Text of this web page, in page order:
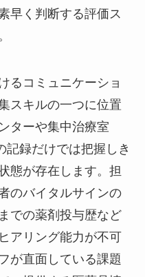
早く判断する評価ス
るコミュニケーショ
スキルの一つに位置
ターや集中治療室
記録だけでは把握しき
態が存在します。担
のバイタルサインの
での薬剤投与歴など
アリング能力が不可
が直面している課題